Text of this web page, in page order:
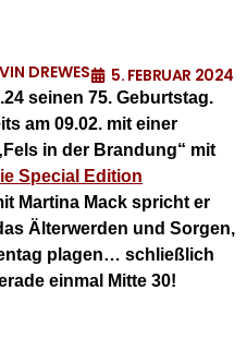
DREWES 5. FEBRUAR 2024
seinen 75. Geburtstag.
am 09.02. mit einer
in der Brandung“ mit
Special Edition
Martina Mack spricht er
Älterwerden und Sorgen,
plagen… schließlich
einmal Mitte 30!